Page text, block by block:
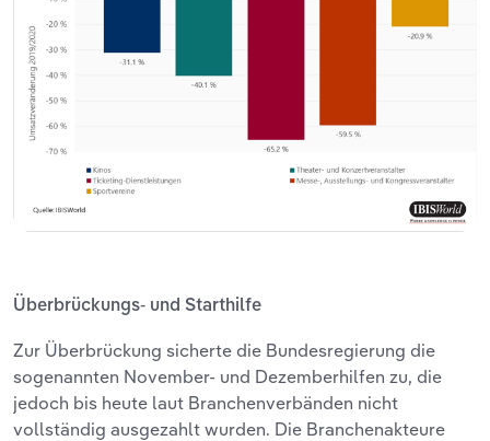
Überbrückungs- und Starthilfe
Zur Überbrückung sicherte die Bundesregierung die
sogenannten November- und Dezemberhilfen zu, die
jedoch bis heute laut Branchenverbänden nicht
vollständig ausgezahlt wurden. Die Branchenakteure